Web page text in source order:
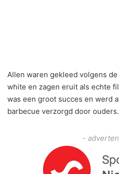
Allen waren gekleed volgens
white en zagen eruit als echte
was een groot succes en werd
barbecue verzorgd door ouders.
-